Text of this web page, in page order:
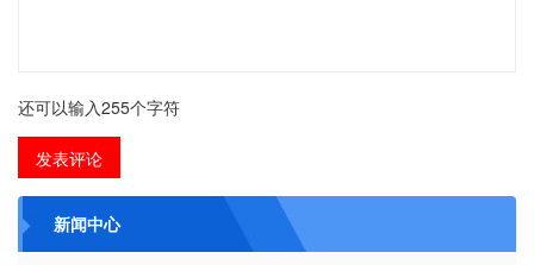
还可以输入255个字符
新闻中心